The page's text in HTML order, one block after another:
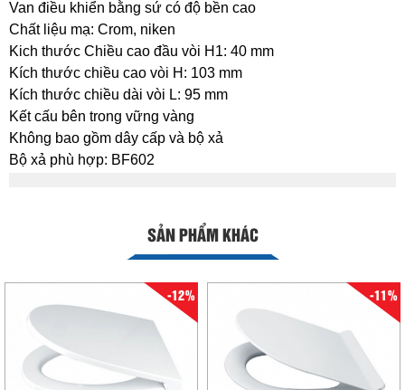
Van điều khiển bằng sứ có độ bền cao
Chất liệu mạ: Crom, niken
Kich thước Chiều cao đầu vòi H1: 40 mm
Kích thước chiều cao vòi H: 103 mm
Kích thước chiều dài vòi L: 95 mm
Kết cấu bên trong vững vàng
Không bao gồm dây cấp và bộ xả
Bộ xả phù hợp: BF602
SẢN PHẨM KHÁC
-12% -11%